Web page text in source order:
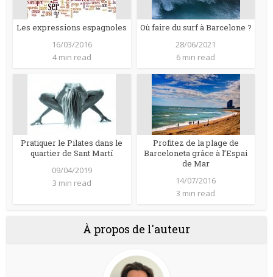
Les expressions espagnoles
16/03/2016
4 min read
Où faire du surf à Barcelone ?
28/06/2021
6 min read
Pratiquer le Pilates dans le
quartier de Sant Martí
09/04/2019
3 min read
Profitez de la plage de
Barceloneta grâce à l’Espai
de Mar
14/07/2016
3 min read
À propos de l'auteur